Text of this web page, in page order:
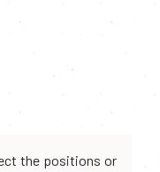
the positions or